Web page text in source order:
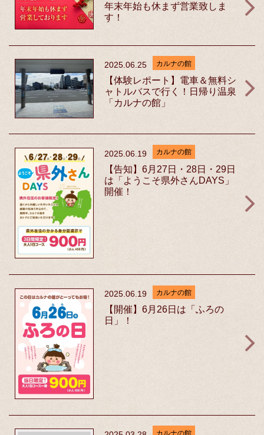
年末年始も休まず営業致しま
す！
2025.06.25 カルナの館
【体験レポート】電車＆無料シ
ャトルバスで行く！日帰り温泉
「カルナの館」
2025.06.19 カルナの館
【告知】6月27日・28日・29日
は「ようこそ県外さんDAYS」
開催！
2025.06.19 カルナの館
【開催】6月26日は「ふろの
日」！
カルナの館